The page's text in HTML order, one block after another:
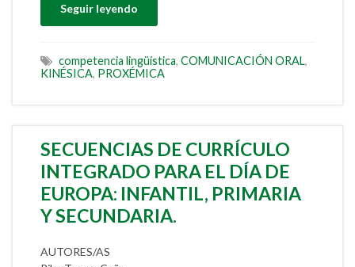
Seguir leyendo
competencia lingüística, COMUNICACIÓN ORAL,
KINÉSICA, PROXÉMICA
SECUENCIAS DE CURRÍCULO
INTEGRADO PARA EL DÍA DE
EUROPA: INFANTIL, PRIMARIA
Y SECUNDARIA.
AUTORES/AS